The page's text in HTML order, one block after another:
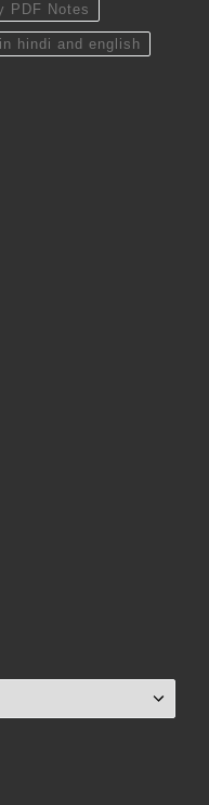
PDF Notes
hindi and english